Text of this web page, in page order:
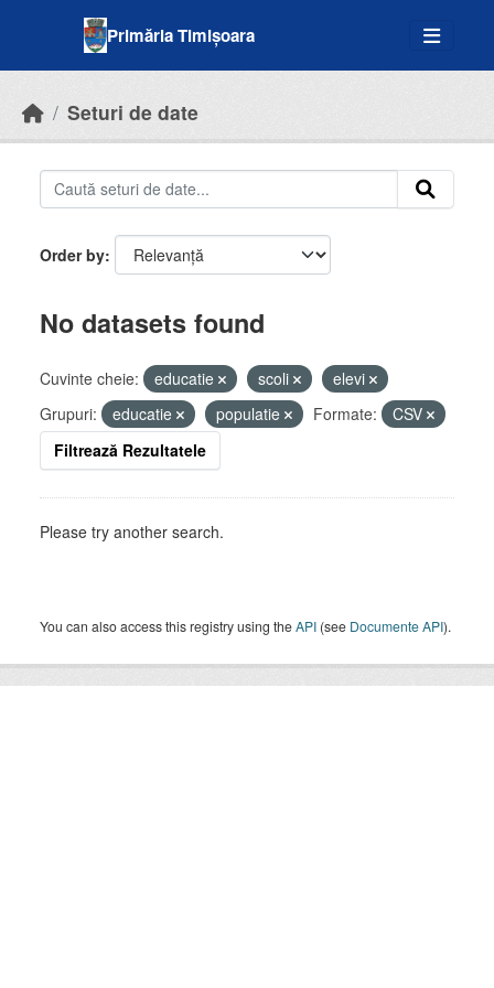
Primăria Timișoara
Seturi de date
Order by
No datasets found
Cuvinte cheie: educatie scoli
elevi
Grupuri:
educatie populatie Formate:
CSV
Filtrează Rezultatele
Please try another search.
You can also access this registry using theAPI (see Documente API).